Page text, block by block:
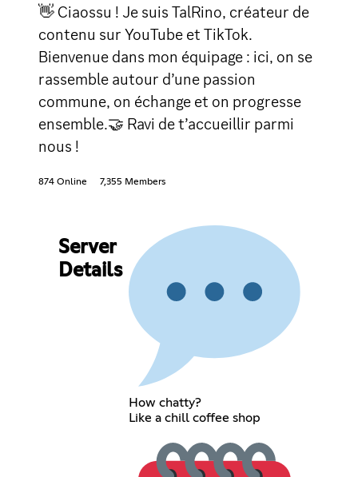
👋 Ciaossu ! Je suis TalRino, créateur de
contenu sur YouTube et TikTok.
Bienvenue dans mon équipage : ici, on se
rassemble autour d’une passion
commune, on échange et on progresse
ensemble.🤝 Ravi de t’accueillir parmi
nous !
874 Online 7,355 Members
Server
Details
How chatty?
Like a chill coffee shop